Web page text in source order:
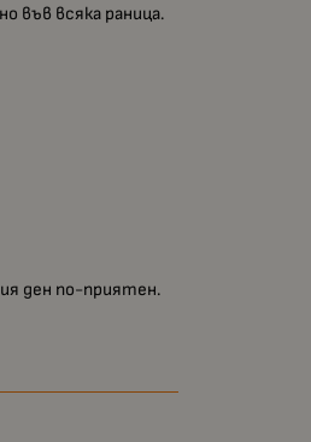
във всяка раница.
ден по-приятен.